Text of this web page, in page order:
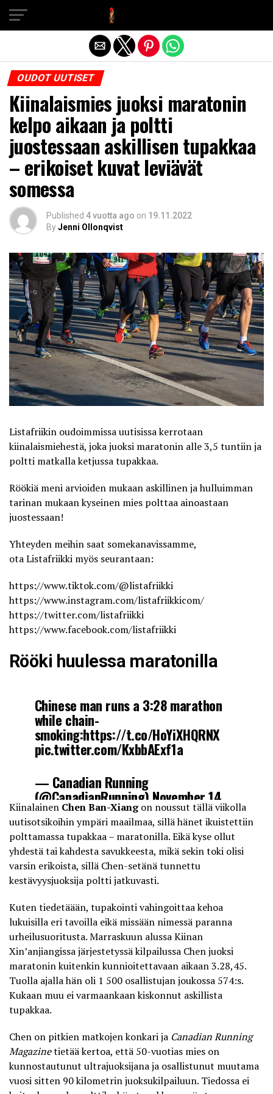
OUDOT UUTISET
Kiinalaismies juoksi maratonin
kelpo aikaan ja poltti
juostessaan askillisen tupakkaa
– erikoiset kuvat leviävät
somessa
Published 4 vuotta ago on 19.11.2022
ByJenni Ollonqvist
Listafriikin oudoimmissa uutisissa kerrotaan
kiinalaismiehestä, joka juoksi maratonin alle 3,5 tuntiin ja
poltti matkalla ketjussa tupakkaa.
Röökiä meni arvioiden mukaan askillinen ja hulluimman
tarinan mukaan kyseinen mies polttaa ainoastaan
juostessaan!
Yhteyden meihin saat somekanavissamme,
otaListafriikki myös seurantaan:
https://www.tiktok.com/@listafriikki
https://www.instagram.com/listafriikkicom/
https://twitter.com/listafriikki
https://www.facebook.com/listafriikki
Rööki huulessa maratonilla
Chinese man runs a 3:28 marathon
while chain-
smoking:https://t.co/HoYiXHQRNX
pic.twitter.com/KxbbAExf1a
— Canadian Running
(@CanadianRunning) November 14,
2022
ADVERTISEMENT
Kiinalainen Chen Ban-Xiangon noussut tällä viikolla
uutisotsikoihin ympäri maailmaa, sillä hänet ikuistettiin
polttamassa tupakkaa – maratonilla. Eikä kyse ollut
yhdestä tai kahdesta savukkeesta, mikä sekin toki olisi
varsin erikoista, sillä Chen-setänä tunnettu
kestävyysjuoksija poltti jatkuvasti.
Kuten tiedetäään, tupakointi vahingoittaa kehoa
lukuisilla eri tavoilla eikä missään nimessä paranna
urheilusuoritusta. Marraskuun alussa Kiinan
Xin’anjiangissa järjestetyssä kilpailussa Chen juoksi
maratonin kuitenkin kunnioitettavaan aikaan 3.28,45.
Tuolla ajalla hän oli 1 500 osallistujan joukossa 574:s.
Kukaan muu ei varmaankaan kiskonnut askillista
tupakkaa.
Chen on pitkien matkojen konkari ja Canadian Running
Magazinetietää kertoa, että 50-vuotias mies on
kunnostautunut ultrajuoksijana ja osallistunut muutama
vuosi sitten 90 kilometrin juoksukilpailuun. Tiedossa ei
Exit mobile version